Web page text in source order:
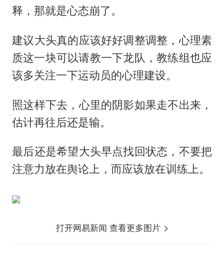
释，那就是心态崩了。
​建议大头真的应该好好调整调整，心理素
质这一块可以请教一下龙队，教练组也应
该多关注一下运动员的心理建设。
​照这样下去，心里的阴影如果走不出来，
估计再往后还是输。
​最后还是希望大头早点找回状态，不要把
注意力放在舆论上，而应该放在训练上。
打开网易新闻 查看更多图片